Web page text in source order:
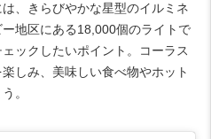
、きらびやかな星型のイルミネ
地区にある18,000個のライトで
ックしたいポイント。コーラス
しみ、美味しい食べ物やホット
。